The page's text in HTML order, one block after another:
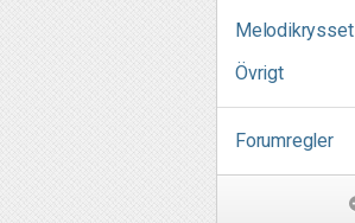
Melodikrysset
Övrigt
Forumregler